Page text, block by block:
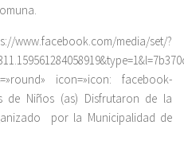
media/set/?
icon=»icon: facebook-
de Niños (as) Disfrutaron de la
por la Municipalidad de